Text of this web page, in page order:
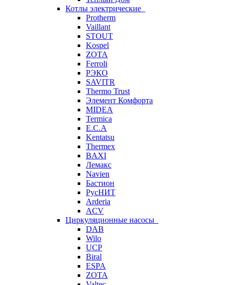
Котлы электрические
Protherm
Vaillant
STOUT
Kospel
ZOTA
Ferroli
РЭКО
SAVITR
Thermo Trust
Элемент Комфорта
MIDEA
Termica
E.C.A
Kentatsu
Thermex
BAXI
Лемакс
Navien
Бастион
РусНИТ
Arderia
ACV
Циркуляционные насосы
DAB
Wilo
UCP
Biral
ESPA
ZOTA